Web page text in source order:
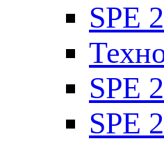
SPE
SPE
SPE